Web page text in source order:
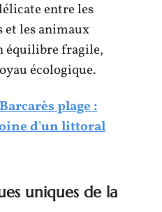
entre les
et les animaux
équilibre fragile,
écologique.
Barcarès plage :
d'un littoral
uniques de la